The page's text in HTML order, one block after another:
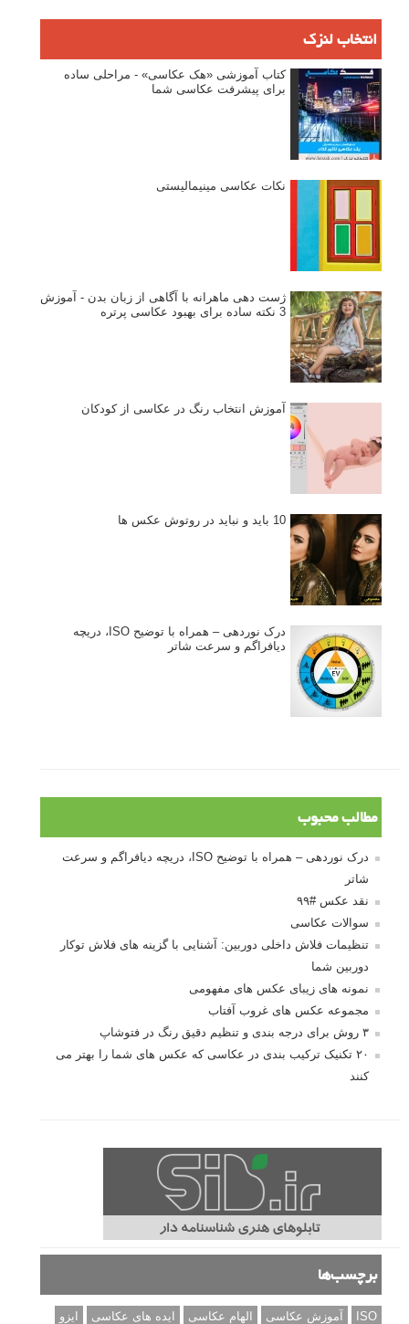
انتخاب لنزک
کتاب آموزشی «هک عکاسی» - مراحلی ساده
برای پیشرفت عکاسی شما
نکات عکاسی مینیمالیستی
ژست دهی ماهرانه با آگاهی از زبان بدن - آموزش
3 نکته ساده برای بهبود عکاسی پرتره
آموزش انتخاب رنگ در عکاسی از کودکان
10 باید و نباید در روتوش عکس ها
درک نوردهی – همراه با توضیح ISO، دریچه
دیافراگم و سرعت شاتر
مطالب محبوب
درک نوردهی – همراه با توضیح ISO، دریچه دیافراگم و سرعت
شاتر
نقد عکس #۹۹
سوالات عکاسی
تنظیمات فلاش داخلی دوربین: آشنایی با گزینه های فلاش توکار
دوربین شما
نمونه های زیبای عکس های مفهومی
مجموعه عکس های غروب آفتاب
۳ روش برای درجه بندی و تنظیم دقیق رنگ در فتوشاپ
۲۰ تکنیک ترکیب بندی در عکاسی که عکس های شما را بهتر می
کنند
برچسب‌ها
ISO آموزش عکاسی الهام عکاسی ایده های عکاسی
ایزو